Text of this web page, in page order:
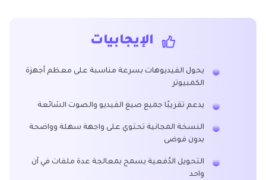
الإيجابيات
يحول الفيديوهات بسرعة مناسبة على معظم أجهزة
الكمبيوتر
يدعم تقريبًا جميع صيغ الفيديو والصوت الشائعة
النسخة المجانية تحتوي على واجهة سهلة وواضحة
بدون فوضى
التحويل الدُفعية يسمح بمعالجة عدة ملفات في آن
واحد